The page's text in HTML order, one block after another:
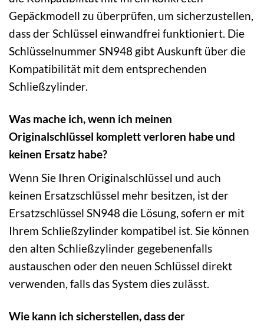
Gepäckmodell zu überprüfen, um sicherzustellen,
dass der Schlüssel einwandfrei funktioniert. Die
Schlüsselnummer SN948 gibt Auskunft über die
Kompatibilität mit dem entsprechenden
Schließzylinder.
Was mache ich, wenn ich meinen
Originalschlüssel komplett verloren habe und
keinen Ersatz habe?
Wenn Sie Ihren Originalschlüssel und auch
keinen Ersatzschlüssel mehr besitzen, ist der
Ersatzschlüssel SN948 die Lösung, sofern er mit
Ihrem Schließzylinder kompatibel ist. Sie können
den alten Schließzylinder gegebenenfalls
austauschen oder den neuen Schlüssel direkt
verwenden, falls das System dies zulässt.
Wie kann ich sicherstellen, dass der